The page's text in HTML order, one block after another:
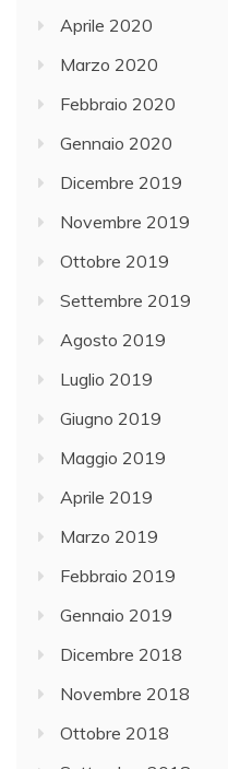
Aprile 2020
Marzo 2020
Febbraio 2020
Gennaio 2020
Dicembre 2019
Novembre 2019
Ottobre 2019
Settembre 2019
Agosto 2019
Luglio 2019
Giugno 2019
Maggio 2019
Aprile 2019
Marzo 2019
Febbraio 2019
Gennaio 2019
Dicembre 2018
Novembre 2018
Ottobre 2018